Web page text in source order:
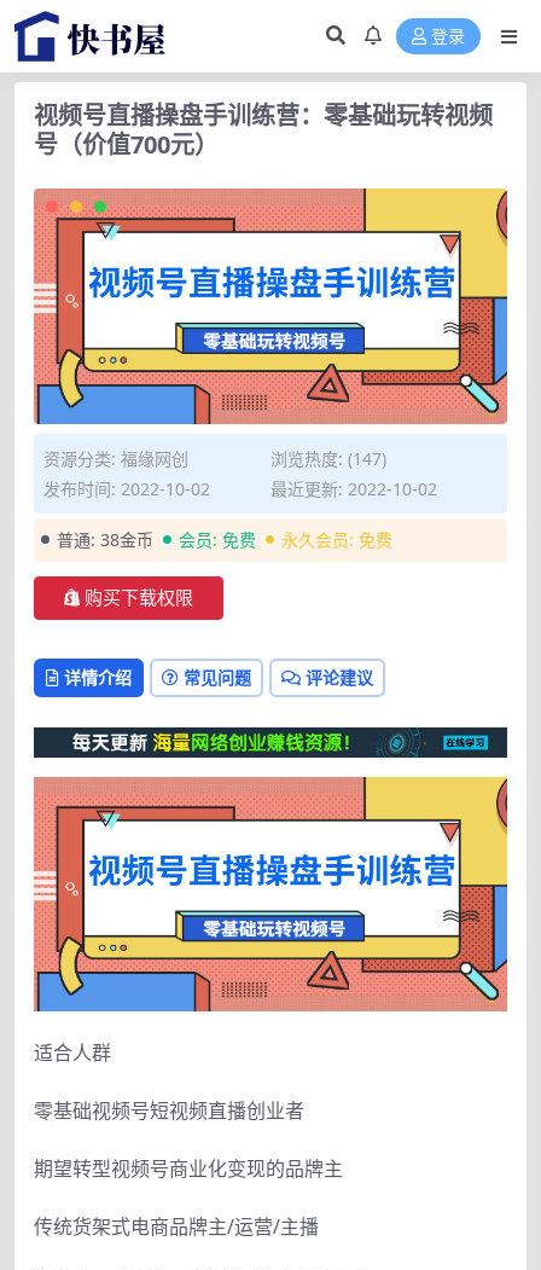
登录
视频号直播操盘手训练营：零基础玩转视频
号（价值700元）
资源分类: 福缘网创
浏览热度: (147)
发布时间: 2022-10-02
最近更新: 2022-10-02
普通: 38金币 会员: 免费 永久会员: 免费
购买下载权限
详情介绍 常见问题 评论建议
适合人群
零基础视频号短视频直播创业者
期望转型视频号商业化变现的品牌主
传统货架式电商品牌主/运营/主播